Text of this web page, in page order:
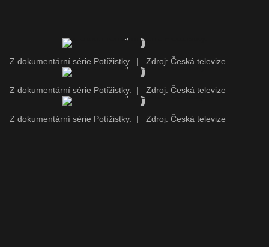
Z dokumentární série Potížistky. | Zdroj: Česká televize
Z dokumentární série Potížistky. | Zdroj: Česká televize
Z dokumentární série Potížistky. | Zdroj: Česká televize